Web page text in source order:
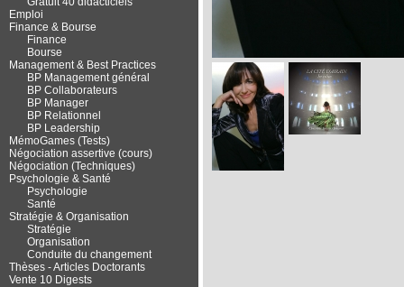
Emploi
Finance & Bourse
Finance
Bourse
Management & Best Practices
BP Management général
BP Collaborateurs
BP Manager
BP Relationnel
BP Leadership
MémoGames (Tests)
Négociation assertive (cours)
Négociation (Techniques)
Psychologie & Santé
Psychologie
Santé
Stratégie & Organisation
Stratégie
Organisation
Conduite du changement
Thèses - Articles Doctorants
Vente 10 Digests